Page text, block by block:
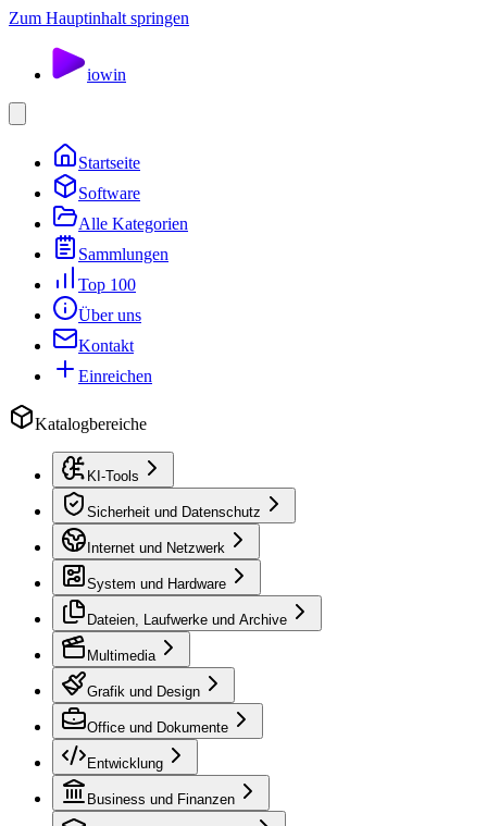
Zum Hauptinhalt springen
iowin
Startseite
Software
Alle Kategorien
Sammlungen
Top 100
Über uns
Kontakt
Einreichen
Katalogbereiche
KI-Tools
Sicherheit und Datenschutz
Internet und Netzwerk
System und Hardware
Dateien, Laufwerke und Archive
Multimedia
Grafik und Design
Office und Dokumente
Entwicklung
Business und Finanzen